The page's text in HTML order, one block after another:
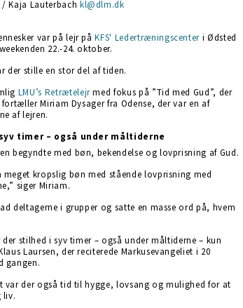
/ Kaja Lauterbach kl@dlm.dk
var på lejr påKFS' Ledertræningscenter i Ødsted
22.-24. oktober.
der stille en stor del af tiden.
LMU’s Retrætelejrmed fokus på ”Tid med Gud”, der
Miriam Dysager fra Odense, der var en af
af lejren.
timer – også under måltiderne
begyndte med bøn, bekendelse og lovprisning af Gud.
meget kropslig bøn med stående lovprisning med
siger Miriam.
deltagerne i grupper og satte en masse ord på, hvem
stilhed i syv timer – også under måltiderne – kun
Laursen, der reciterede Markusevangeliet i 20
gangen.
var der også tid til hygge, lovsang og mulighed for at
liv.